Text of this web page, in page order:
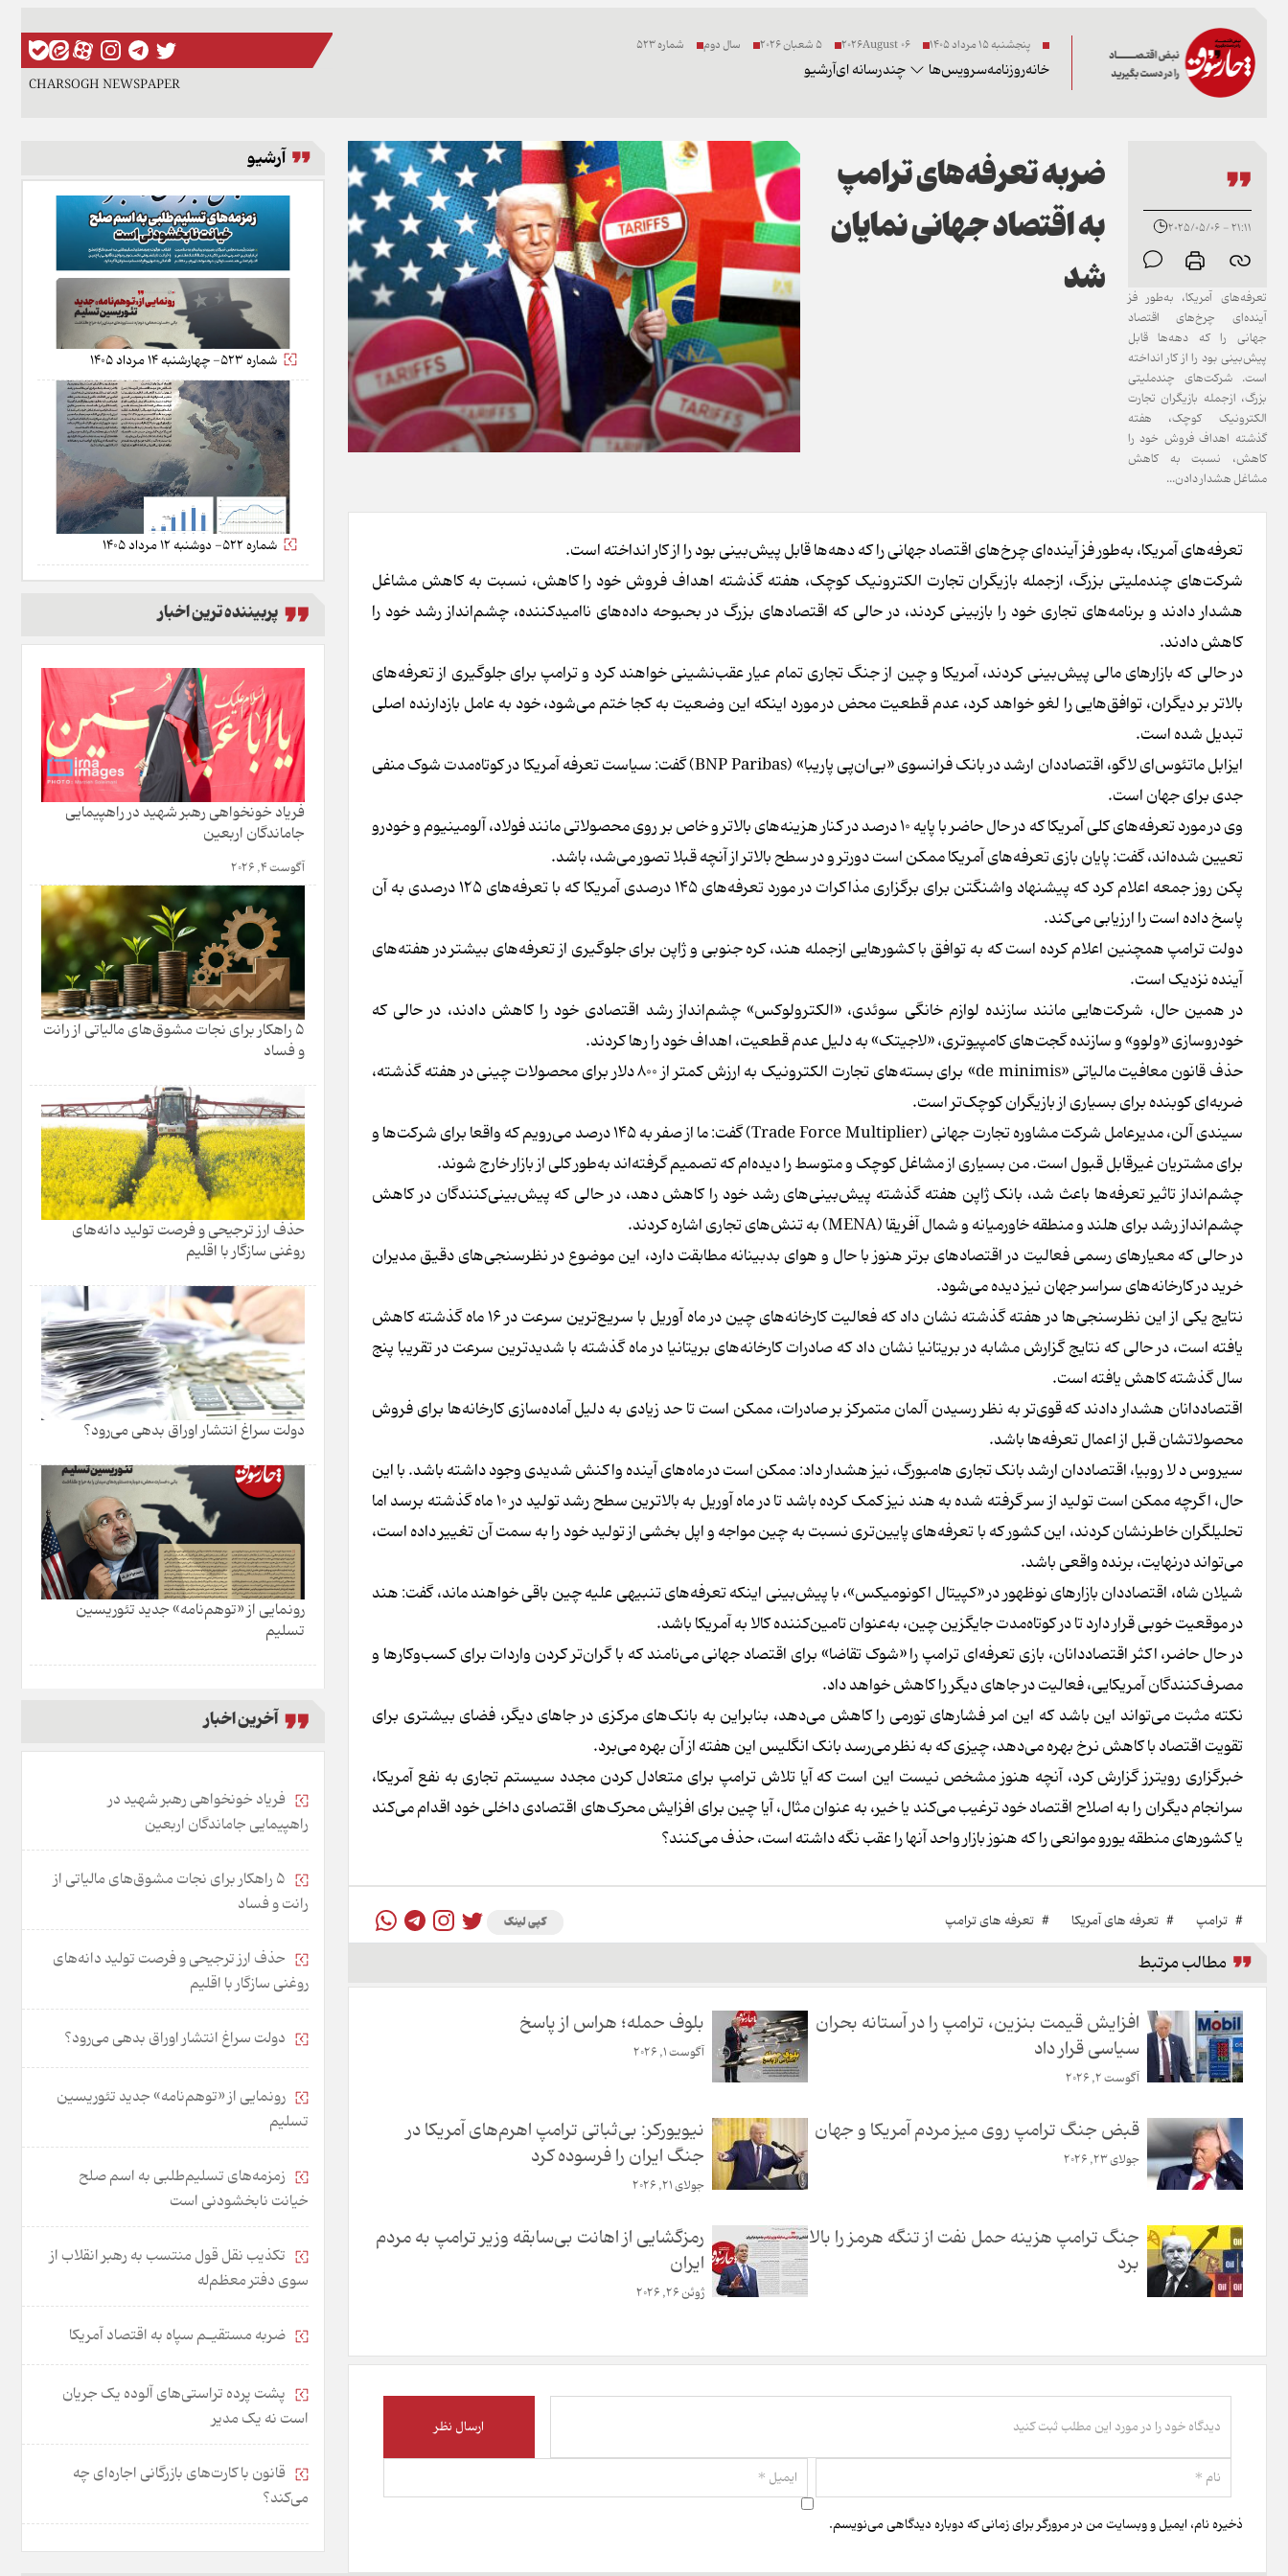
پنجشنبه ۱۵ مرداد ۱۴۰۵ 06 2026August 5 شعبان 2026 سال دوم شماره 523
خانهروزنامهسرویس‌ها چندرسانه ایآرشیو
CHARSOGH NEWSPAPER
21:11 - 2025/05/06
تعرفه‌های آمریکا، به‌طور فز
آینده‌ای چرخ‌های اقتصاد
جهانی را که دهه‌ها قابل
پیش‌بینی بود را از کار انداخته
است. شرکت‌های چندملیتی
بزرگ، ازجمله بازیگران تجارت
الکترونیک کوچک، هفته
گذشته اهداف فروش خود را
کاهش، نسبت به کاهش
مشاغل هشدار دادن...
ضربه تعرفه‌های ترامپ
به اقتصاد جهانی نمایان
شد
تعرفه‌های آمریکا، به‌طور فز آینده‌ای چرخ‌های اقتصاد جهانی را که دهه‌ها قابل پیش‌بینی بود را از کار انداخته است.
شرکت‌های چندملیتی بزرگ، ازجمله بازیگران تجارت الکترونیک کوچک، هفته گذشته اهداف فروش خود را کاهش، نسبت به کاهش مشاغل
هشدار دادند و برنامه‌های تجاری خود را بازبینی کردند، در حالی که اقتصادهای بزرگ در بحبوحه داده‌های ناامیدکننده، چشم‌انداز رشد خود را
کاهش دادند.
در حالی که بازارهای مالی پیش‌بینی کردند، آمریکا و چین از جنگ تجاری تمام عیار عقب‌نشینی خواهند کرد و ترامپ برای جلوگیری از تعرفه‌های
بالاتر بر دیگران، توافق‌هایی را لغو خواهد کرد، عدم قطعیت محض در مورد اینکه این وضعیت به کجا ختم می‌شود، خود به عامل بازدارنده اصلی
تبدیل شده است.
ایزابل ماتئوس‌ای لاگو، اقتصاددان ارشد در بانک فرانسوی «بی‌ان‌پی پاریبا» (BNP Paribas) گفت: سیاست تعرفه آمریکا در کوتاه‌مدت شوک منفی
جدی برای جهان است.
وی در مورد تعرفه‌های کلی آمریکا که در حال حاضر با پایه ۱۰ درصد در کنار هزینه‌های بالاتر و خاص بر روی محصولاتی مانند فولاد، آلومینیوم و خودرو
تعیین شده‌اند، گفت: پایان بازی تعرفه‌های آمریکا ممکن است دورتر و در سطح بالاتر از آنچه قبلا تصور می‌شد، باشد.
پکن روز جمعه اعلام کرد که پیشنهاد واشنگتن برای برگزاری مذاکرات در مورد تعرفه‌های ۱۴۵ درصدی آمریکا که با تعرفه‌های ۱۲۵ درصدی به آن
پاسخ داده است را ارزیابی می‌کند.
دولت ترامپ همچنین اعلام کرده است که به توافق با کشورهایی ازجمله هند، کره جنوبی و ژاپن برای جلوگیری از تعرفه‌های بیشتر در هفته‌های
آینده نزدیک است.
در همین حال، شرکت‌هایی مانند سازنده لوازم خانگی سوئدی، «الکترولوکس» چشم‌انداز رشد اقتصادی خود را کاهش دادند، در حالی که
خودروسازی «ولوو» و سازنده گجت‌های کامپیوتری، «لاجیتک» به دلیل عدم قطعیت، اهداف خود را رها کردند.
حذف قانون معافیت مالیاتی «de minimis» برای بسته‌های تجارت الکترونیک به ارزش کمتر از ۸۰۰ دلار برای محصولات چینی در هفته گذشته،
ضربه‌ای کوبنده برای بسیاری از بازیگران کوچک‌تر است.
سیندی آلن، مدیرعامل شرکت مشاوره تجارت جهانی (Trade Force Multiplier) گفت: ما از صفر به ۱۴۵ درصد می‌رویم که واقعا برای شرکت‌ها و
برای مشتریان غیرقابل قبول است. من بسیاری از مشاغل کوچک و متوسط را دیده‌ام که تصمیم گرفته‌اند به‌طور کلی از بازار خارج شوند.
چشم‌انداز تاثیر تعرفه‌ها باعث شد، بانک ژاپن هفته گذشته پیش‌بینی‌های رشد خود را کاهش دهد، در حالی که پیش‌بینی‌کنندگان در کاهش
چشم‌انداز رشد برای هلند و منطقه خاورمیانه و شمال آفریقا (MENA) به تنش‌های تجاری اشاره کردند.
در حالی که معیارهای رسمی فعالیت در اقتصادهای برتر هنوز با حال و هوای بدبینانه مطابقت دارد، این موضوع در نظرسنجی‌های دقیق مدیران
خرید در کارخانه‌های سراسر جهان نیز دیده می‌شود.
نتایج یکی از این نظرسنجی‌ها در هفته گذشته نشان داد که فعالیت کارخانه‌های چین در ماه آوریل با سریع‌ترین سرعت در ۱۶ ماه گذشته کاهش
یافته است، در حالی که نتایج گزارش مشابه در بریتانیا نشان داد که صادرات کارخانه‌های بریتانیا در ماه گذشته با شدیدترین سرعت در تقریبا پنج
سال گذشته کاهش یافته است.
اقتصاددانان هشدار دادند که قوی‌تر به نظر رسیدن آلمان متمرکز بر صادرات، ممکن است تا حد زیادی به دلیل آماده‌سازی کارخانه‌ها برای فروش
محصولاتشان قبل از اعمال تعرفه‌ها باشد.
سیروس د لا روبیا، اقتصاددان ارشد بانک تجاری هامبورگ، نیز هشدار داد: ممکن است در ماه‌های آینده واکنش شدیدی وجود داشته باشد. با این
حال، اگرچه ممکن است تولید از سر گرفته شده به هند نیز کمک کرده باشد تا در ماه آوریل به بالاترین سطح رشد تولید در ۱۰ ماه گذشته برسد اما
تحلیلگران خاطرنشان کردند، این کشور که با تعرفه‌های پایین‌تری نسبت به چین مواجه و اپل بخشی از تولید خود را به سمت آن تغییر داده است،
می‌تواند درنهایت، برنده واقعی باشد.
شیلان شاه، اقتصاددان بازارهای نوظهور در «کپیتال اکونومیکس»، با پیش‌بینی اینکه تعرفه‌های تنبیهی علیه چین باقی خواهند ماند، گفت: هند
در موقعیت خوبی قرار دارد تا در کوتاه‌مدت جایگزین چین، به‌عنوان تامین‌کننده کالا به آمریکا باشد.
در حال حاضر، اکثر اقتصاددانان، بازی تعرفه‌ای ترامپ را «شوک تقاضا» برای اقتصاد جهانی می‌نامند که با گران‌تر کردن واردات برای کسب‌وکارها و
مصرف‌کنندگان آمریکایی، فعالیت در جاهای دیگر را کاهش خواهد داد.
نکته مثبت می‌تواند این باشد که این امر فشارهای تورمی را کاهش می‌دهد، بنابراین به بانک‌های مرکزی در جاهای دیگر، فضای بیشتری برای
تقویت اقتصاد با کاهش نرخ بهره می‌دهد، چیزی که به نظر می‌رسد بانک انگلیس این هفته از آن بهره می‌برد.
خبرگزاری رویترز گزارش کرد، آنچه هنوز مشخص نیست این است که آیا تلاش ترامپ برای متعادل کردن مجدد سیستم تجاری به نفع آمریکا،
سرانجام دیگران را به اصلاح اقتصاد خود ترغیب می‌کند یا خیر، به عنوان مثال، آیا چین برای افزایش محرک‌های اقتصادی داخلی خود اقدام می‌کند
یا کشورهای منطقه یورو موانعی را که هنوز بازار واحد آنها را عقب نگه داشته است، حذف می‌کنند؟
# ترامپ # تعرفه های آمریکا # تعرفه های ترامپ کپی لینک
مطالب مرتبط
افزایش قیمت بنزین، ترامپ را در آستانه بحران
سیاسی قرار داد
آگوست 2, 2026
بلوف حمله؛ هراس از پاسخ
آگوست 1, 2026
قبض جنگ ترامپ روی میز مردم آمریکا و جهان
جولای 23, 2026
نیویورکر: بی‌ثباتی ترامپ اهرم‌های آمریکا در
جنگ ایران را فرسوده کرد
جولای 21, 2026
جنگ ترامپ هزینه حمل نفت از تنگه هرمز را بالا
برد
رمزگشایی از اهانت بی‌سابقه وز‌یر ترامپ به مردم
ایران
ژوئن 26, 2026
ذخیره نام، ایمیل و وبسایت من در مرورگر برای زمانی که دوباره دیدگاهی می‌نویسم.
آرشیو
شماره 523- چهارشنبه 14 مرداد 1405
شماره 522- دوشنبه 12 مرداد 1405
پربیننده ترین اخبار
فریاد خونخواهی رهبر شهید در راهپیمایی
جاماندگان اربعین
آگوست 4, 2026
۵ راهکار برای نجات مشوق‌های مالیاتی از رانت
و فساد
حذف ارز ترجیحی و فرصت تولید دانه‌های
روغنی سازگار با اقلیم
دولت سراغ انتشار اوراق بدهی می‌رود؟
رونمایی از «توهم‌نامه» جدید تئور‌یسین
تسلیم
آخرین اخبار
فریاد خونخواهی رهبر شهید در
راهپیمایی جاماندگان اربعین
۵ راهکار برای نجات مشوق‌های مالیاتی از
رانت و فساد
حذف ارز ترجیحی و فرصت تولید دانه‌های
روغنی سازگار با اقلیم
دولت سراغ انتشار اوراق بدهی می‌رود؟
رونمایی از «توهم‌نامه» جدید تئور‌یسین
تسلیم
زمزمه‌های تسلیم‌طلبی به اسم صلح
خیانت نابخشودنی است
تکذیب نقل قول منتسب به رهبر انقلاب از
سوی دفتر معظم‌له
ضربه مستقیـم سپاه به اقتصاد آمر‌یکا
پشت پرده تراستی‌های آلوده یک جریان
است نه یک مدیر
قانون با کارت‌های بازرگانی اجاره‌ای چه
می‌کند؟